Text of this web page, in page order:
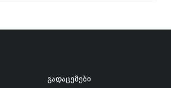
გადაცემები